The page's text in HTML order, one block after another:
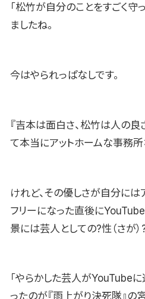
「松竹が自分のことをすごく守
ましたね。
今はやられっぱなしです。
『吉本は面白さ、松竹は人の良
て本当にアットホームな事務所
けれど、その優しさが自分には
フリーになった直後に
景には芸人としての?性（さが
「やらかした芸人がYouTube
ったのが『雨上がり決死隊』の